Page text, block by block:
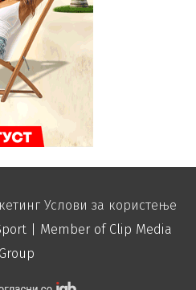
Услови за користење
| Member of Clip Media
Group